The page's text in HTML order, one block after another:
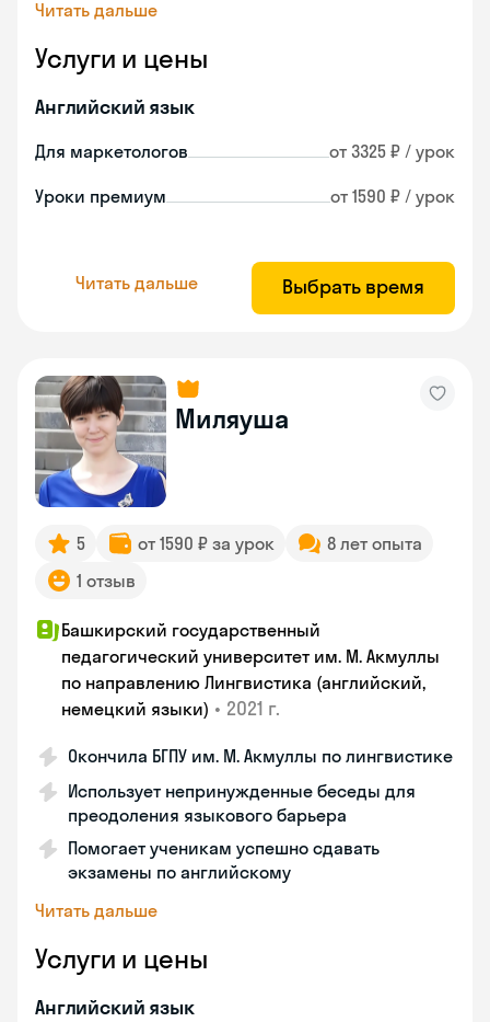
Читать дальше
Услуги и цены
Английский язык
Для маркетологов от 3325 ₽ / урок
Уроки премиум от 1590 ₽ / урок
Читать дальше Выбрать время
Миляуша
5 от 1590 ₽ за урок
8 лет опыта
1 отзыв
Башкирский государственный
педагогический университет им. М. Акмуллы
по направлению Лингвистика (английский,
немецкий языки) • 2021 г.
Окончила БГПУ им. М. Акмуллы по лингвистике
Использует непринужденные беседы для
преодоления языкового барьера
Помогает ученикам успешно сдавать
экзамены по английскому
Читать дальше
Услуги и цены
Английский язык